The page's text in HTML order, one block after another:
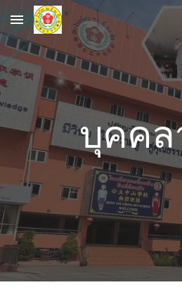
Skip to main content
บุคคล